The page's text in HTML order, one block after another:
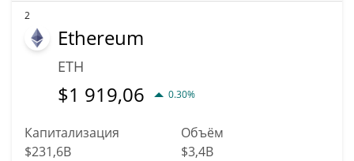
2
Ethereum
ETH
$1 919,06 0.30%
Капитализация
$231,6B
Объём
$3,4B